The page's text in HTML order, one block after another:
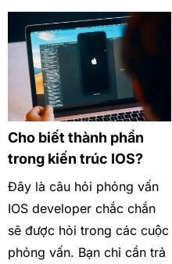
Cho biết thành phần
trong kiến trúc IOS?
Đây là câu hỏi phỏng vấn
IOS developer chắc chắn
sẽ được hỏi trong các cuộc
phỏng vấn. Bạn chỉ cần trả